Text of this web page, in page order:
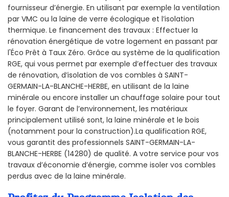
fournisseur d’énergie. En utilisant par exemple la ventilation
par VMC ou la laine de verre écologique et l’isolation
thermique. Le financement des travaux : Effectuer la
rénovation énergétique de votre logement en passant par
l'Éco Prêt à Taux Zéro. Grâce au système de la qualification
RGE, qui vous permet par exemple d’effectuer des travaux
de rénovation, d’isolation de vos combles à SAINT-
GERMAIN-LA-BLANCHE-HERBE, en utilisant de la laine
minérale ou encore installer un chauffage solaire pour tout
le foyer. Garant de l’environnement, les matériaux
principalement utilisé sont, la laine minérale et le bois
(notamment pour la construction).La qualification RGE,
vous garantit des professionnels SAINT-GERMAIN-LA-
BLANCHE-HERBE (14280) de qualité. A votre service pour vos
travaux d’économie d’énergie, comme isoler vos combles
perdus avec de la laine minérale.